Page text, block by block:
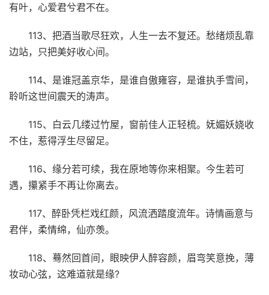
有叶，心爱君兮君不在。
113、把酒当歌尽狂欢，人生一去不复还。愁绪烦乱靠
边站，只把美好收心间。
114、是谁冠盖京华，是谁自傲雍容，是谁执手雪间，
聆听这世间震天的涛声。
115、白云几缕过竹屋，窗前佳人正轻梳。妩媚妖娆收
不住，惹得浮生尽留足。
116、缘分若可续，我在原地等你来相聚。今生若可
遇，攥紧手不再让你离去。
117、醉卧凭栏戏红颜，风流洒踏度流年。诗情画意与
君伴，柔情绵，仙亦羡。
118、蓦然回首间，眼映伊人醉容颜，眉弯笑意挽，薄
妆动心弦，这难道就是缘?